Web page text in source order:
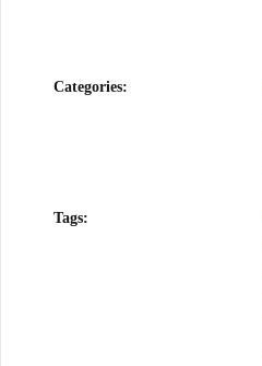
Categories:
Tags: